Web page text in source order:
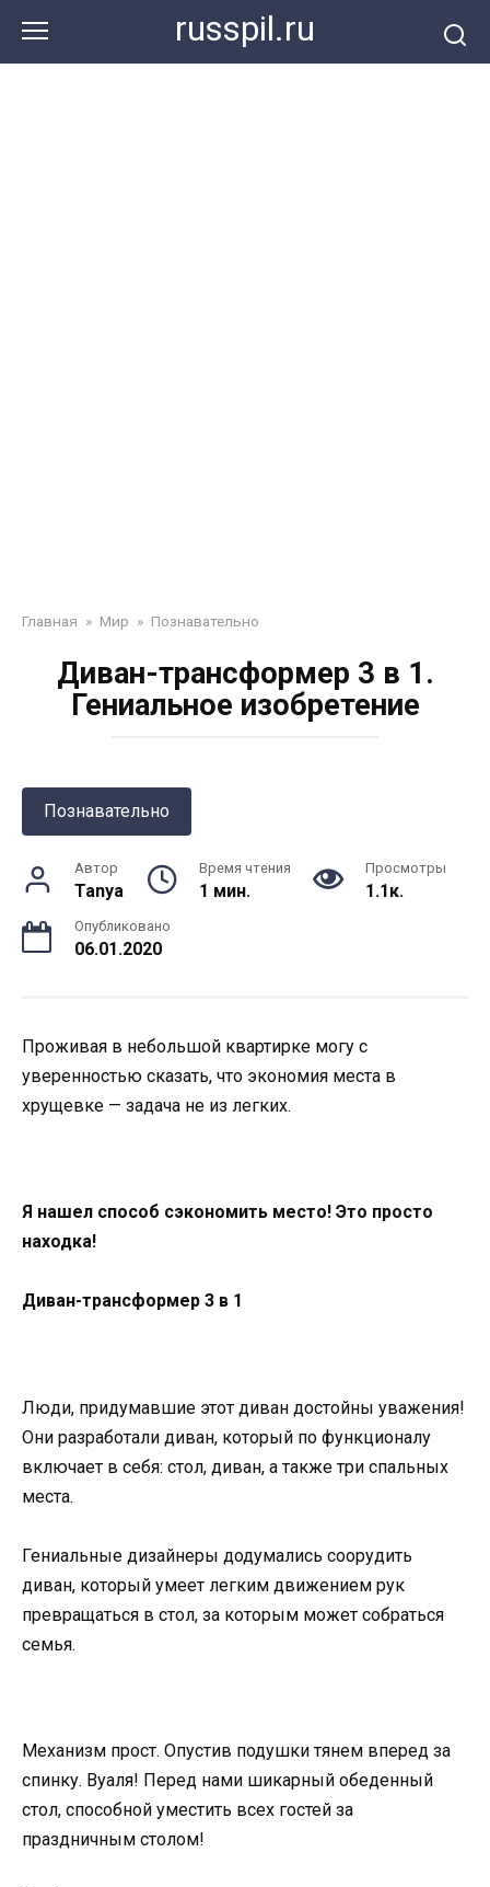
контенту
russpil.ru
Главная » Мир » Познавательно
Диван-трансформер 3 в 1.
Гениальное изобретение
Познавательно
Автор
Tanya
Время чтения
1 мин.
Просмотры
1.1к.
Опубликовано
06.01.2020
Проживая в небольшой квартирке могу с
уверенностью сказать, что экономия места в
хрущевке — задача не из легких.
Я нашел способ сэкономить место! Это просто
находка!
Диван-трансформер 3 в 1
Люди, придумавшие этот диван достойны уважения!
Они разработали диван, который по функционалу
включает в себя: стол, диван, а также три спальных
места.
Гениальные дизайнеры додумались соорудить
диван, который умеет легким движением рук
превращаться в стол, за которым может собраться
семья.
Механизм прост. Опустив подушки тянем вперед за
спинку. Вуаля! Перед нами шикарный обеденный
стол, способной уместить всех гостей за
праздничным столом!